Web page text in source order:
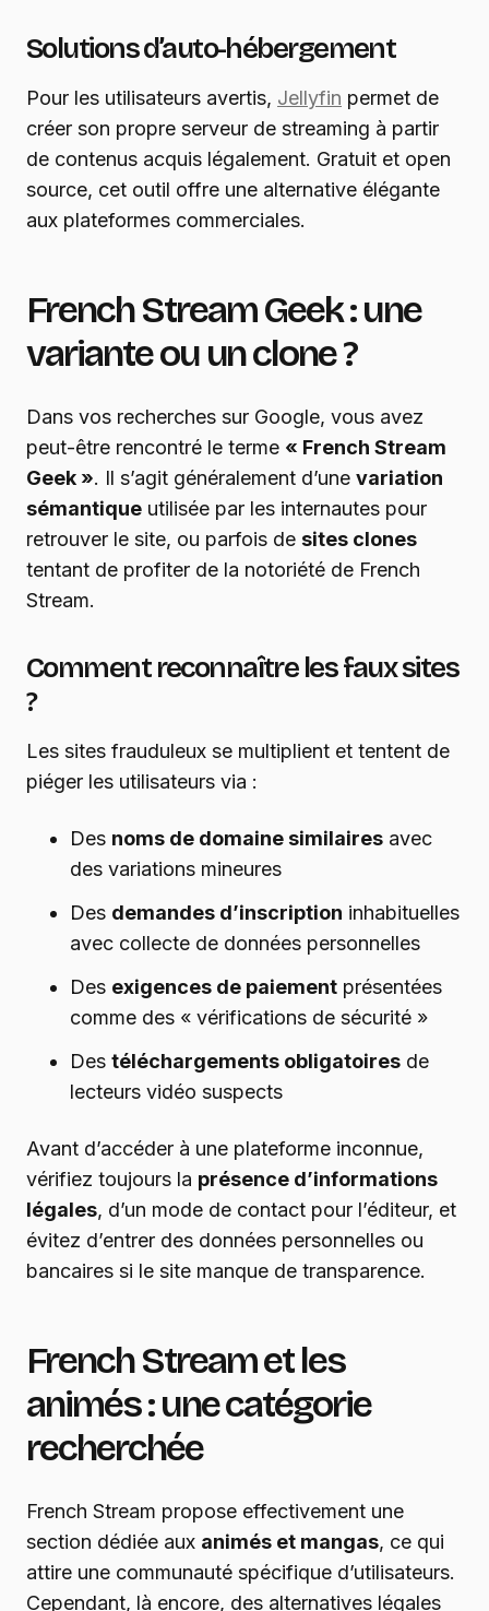
Solutions d’auto-hébergement
Pour les utilisateurs avertis, Jellyfin permet de
créer son propre serveur de streaming à partir
de contenus acquis légalement. Gratuit et open
source, cet outil offre une alternative élégante
aux plateformes commerciales.
French Stream Geek : une
variante ou un clone ?
Dans vos recherches sur Google, vous avez
peut-être rencontré le terme « French Stream
Geek ». Il s’agit généralement d’une variation
sémantique utilisée par les internautes pour
retrouver le site, ou parfois de sites clones
tentant de profiter de la notoriété de French
Stream.
Comment reconnaître les faux sites
?
Les sites frauduleux se multiplient et tentent de
piéger les utilisateurs via :
Des noms de domaine similaires avec
des variations mineures
Des demandes d’inscription inhabituelles
avec collecte de données personnelles
Des exigences de paiement présentées
comme des « vérifications de sécurité »
Des téléchargements obligatoires de
lecteurs vidéo suspects
Avant d’accéder à une plateforme inconnue,
vérifiez toujours la présence d’informations
légales, d’un mode de contact pour l’éditeur, et
évitez d’entrer des données personnelles ou
bancaires si le site manque de transparence.
French Stream et les
animés : une catégorie
recherchée
French Stream propose effectivement une
section dédiée aux animés et mangas, ce qui
attire une communauté spécifique d’utilisateurs.
Cependant, là encore, des alternatives légales